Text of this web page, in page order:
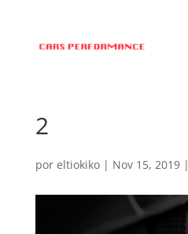
2
por eltiokiko| Nov 15, 2019|